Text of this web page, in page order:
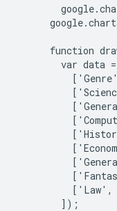
function
var data
['Law',
        ]);